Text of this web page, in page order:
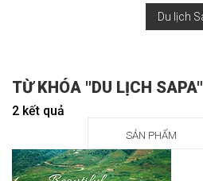
TỪ KHÓA "DU LỊCH SAPA"
2 kết quả
SẢN PHẨM